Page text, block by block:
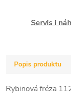
Servis i
Popis produktu
Rybinová fréza